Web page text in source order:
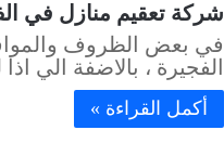
شركة تعقيم منازل في
في بعض الظروف
الفجيرة ، بالاضفة الي
أكمل القراءة »